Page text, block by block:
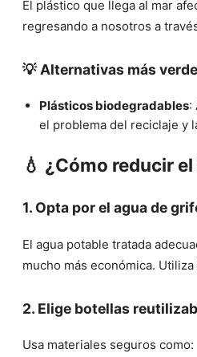
El plástico que llega al mar
regresando a nosotros a
💡 Alternativas más
Plásticos biodegradables:
el problema del reciclaje y
💧 ¿Cómo reducir
1. Opta por el agua de
El agua potable tratada
mucho más económica.
2. Elige botellas
Usa materiales seguros como: